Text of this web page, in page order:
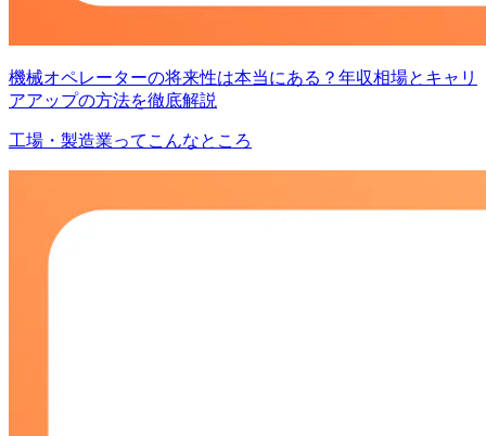
機械オペレーターの将来性は本当にある？年収相場とキャリ
アアップの方法を徹底解説
工場・製造業ってこんなところ